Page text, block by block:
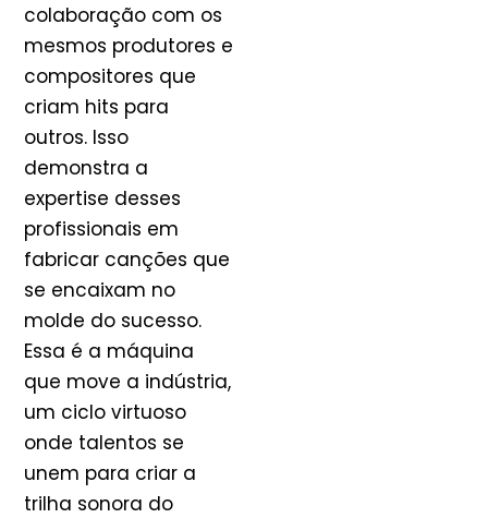
colaboração com os
mesmos produtores e
compositores que
criam hits para
outros. Isso
demonstra a
expertise desses
profissionais em
fabricar canções que
se encaixam no
molde do sucesso.
Essa é a máquina
que move a indústria,
um ciclo virtuoso
onde talentos se
unem para criar a
trilha sonora do